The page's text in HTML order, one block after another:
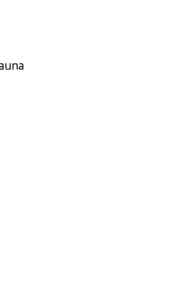
Smart trainieren, smart
sowie High Performance Cardio-